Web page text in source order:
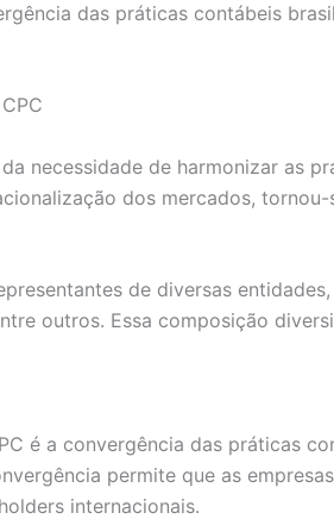
das práticas contábeis
necessidade de harmonizar as
dos mercados,
de diversas
outros. Essa composição
é a convergência das práticas
permite que as
internacionais.